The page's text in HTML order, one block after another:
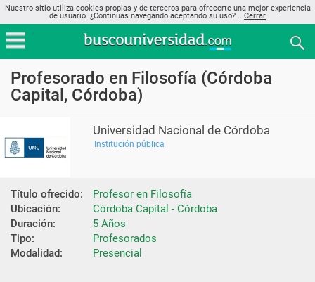
Nuestro sitio utiliza cookies propias y de terceros para ofrecerte una mejor experiencia
de usuario. ¿Continuas navegando aceptando su uso? .. Cerrar
Profesorado en Filosofía (Córdoba
Capital, Córdoba)
Universidad Nacional de Córdoba
Institución pública
Título ofrecido:
Profesor en Filosofía
Ubicación:
Córdoba Capital - Córdoba
Duración:
5 Años
Tipo:
Profesorados
Modalidad:
Presencial